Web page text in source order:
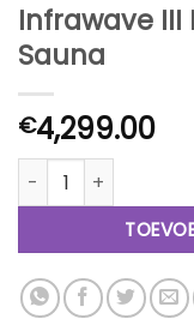
Infrawave III
Sauna
€4,299.00
Infrawave III RR-